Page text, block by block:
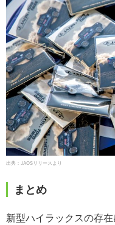
出典：JAOSリリースより
まとめ
新型ハイラックスの存